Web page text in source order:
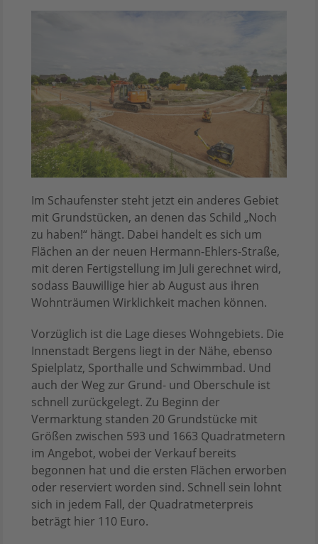
Im Schaufenster steht jetzt ein anderes Gebiet
mit Grundstücken, an denen das Schild „Noch
zu haben!“ hängt. Dabei handelt es sich um
Flächen an der neuen Hermann-Ehlers-Straße,
mit deren Fertigstellung im Juli gerechnet wird,
sodass Bauwillige hier ab August aus ihren
Wohnträumen Wirklichkeit machen können.
Vorzüglich ist die Lage dieses Wohngebiets. Die
Innenstadt Bergens liegt in der Nähe, ebenso
Spielplatz, Sporthalle und Schwimmbad. Und
auch der Weg zur Grund- und Oberschule ist
schnell zurückgelegt. Zu Beginn der
Vermarktung standen 20 Grundstücke mit
Größen zwischen 593 und 1663 Quadratmetern
im Angebot, wobei der Verkauf bereits
begonnen hat und die ersten Flächen erworben
oder reserviert worden sind. Schnell sein lohnt
sich in jedem Fall, der Quadratmeterpreis
beträgt hier 110 Euro.